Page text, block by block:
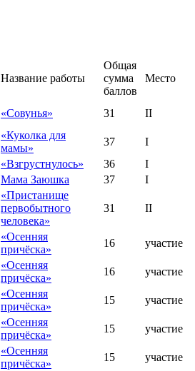
Название работы
Общая
сумма
баллов
Место
«Совунья» 31 II
«Куколка для
мамы»
37
I
«Взгрустнулось» 36
I
Мама Заюшка 37 I
«Пристанище
первобытного
человека»
31 II
«Осенняя
причёска»
16 участие
«Осенняя
причёска»
16 участие
«Осенняя
причёска»
15 участие
«Осенняя
причёска»
15 участие
«Осенняя
причёска»
15 участие